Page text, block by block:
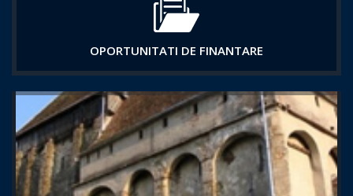
OPORTUNITATI DE FINANTARE